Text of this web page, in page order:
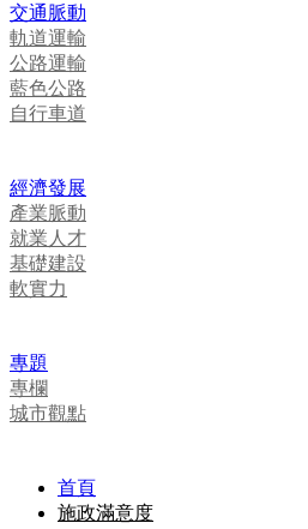
交通脈動
軌道運輸
公路運輸
藍色公路
自行車道
經濟發展
產業脈動
就業人才
基礎建設
軟實力
專題
專欄
城市觀點
首頁
施政滿意度